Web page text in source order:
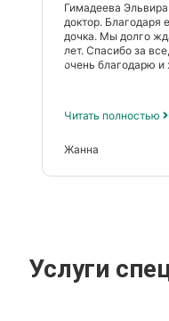
Гимадеева
доктор. Благодаря
дочка. Мы долго
лет. Спасибо за
очень благодарю
Читать полностью
Жанна
Услуги